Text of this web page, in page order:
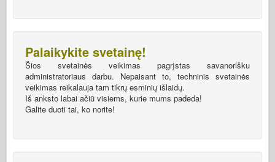
Palaikykite svetainę!
Šios svetainės veikimas pagrįstas savanorišku
administratoriaus darbu. Nepaisant to, techninis svetainės
veikimas reikalauja tam tikrų esminių išlaidų.
Iš anksto labai ačiū visiems, kurie mums padeda!
Galite duoti tai, ko norite!